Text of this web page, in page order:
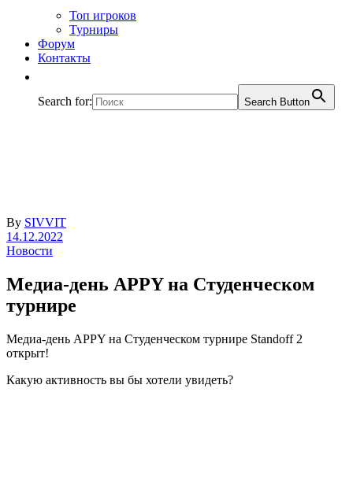
Топ игроков
Турниры
Форум
Контакты
Search for: Search Button
By SIVVIT
14.12.2022
Новости
Медиа-день APPY на Студенческом
турнире
Медиа-день APPY на Студенческом турнире Standoff 2
открыт!
Какую активность вы бы хотели увидеть?